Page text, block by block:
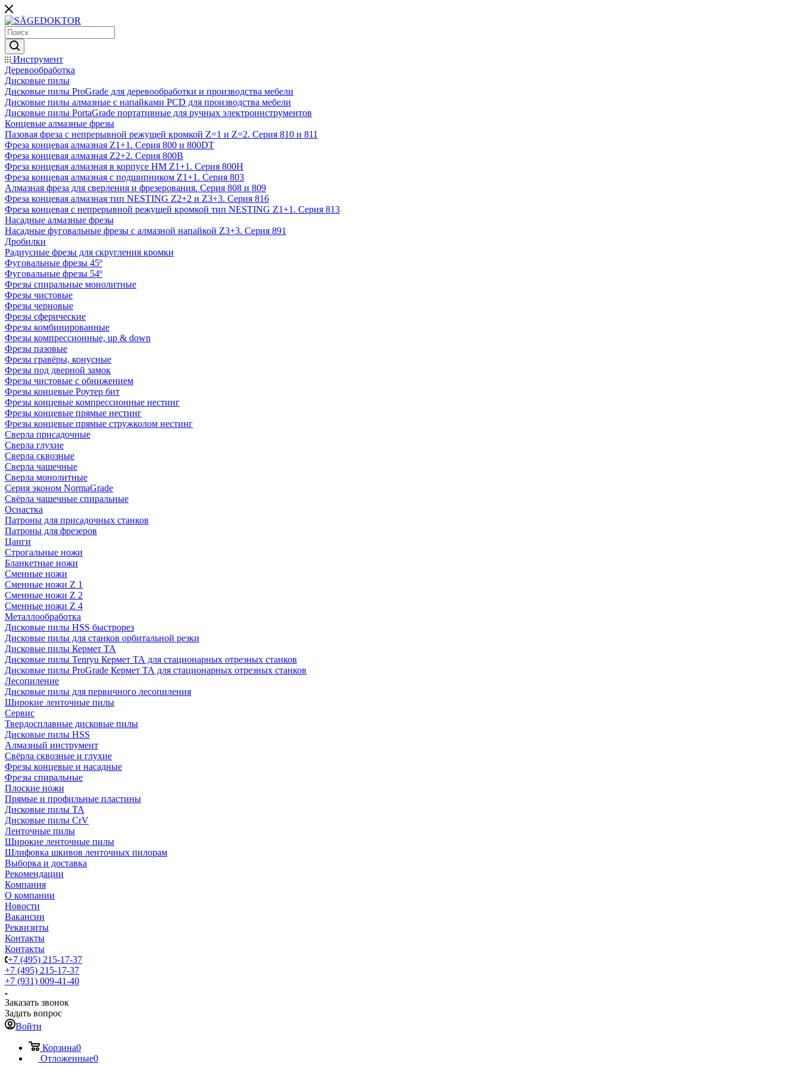
Инструмент
Деревообработка
Дисковые пилы
Дисковые пилы ProGrade для деревообработки и производства мебели
Дисковые пилы алмазные с напайками PCD для производства мебели
Дисковые пилы PortaGrade портативные для ручных электроинструментов
Концевые алмазные фрезы
Пазовая фреза с непрерывной режущей кромкой Z=1 и Z=2. Серия 810 и 811
Фреза концевая алмазная Z1+1. Серия 800 и 800DT
Фреза концевая алмазная Z2+2. Серия 800B
Фреза концевая алмазная в корпусе НМ Z1+1. Серия 800H
Фреза концевая алмазная с подшипником Z1+1. Серия 803
Алмазная фреза для сверления и фрезерования. Серия 808 и 809
Фреза концевая алмазная тип NESTING Z2+2 и Z3+3. Серия 816
Фреза концевая с непрерывной режущей кромкой тип NESTING Z1+1. Серия 813
Насадные алмазные фрезы
Насадные фуговальные фрезы с алмазной напайкой Z3+3. Серия 891
Дробилки
Радиусные фрезы для скругления кромки
Фуговальные фрезы 45º
Фуговальные фрезы 54º
Фрезы спиральные монолитные
Фрезы чистовые
Фрезы черновые
Фрезы сферические
Фрезы комбинированные
Фрезы компрессионные, up & down
Фрезы пазовые
Фрезы гравёры, конусные
Фрезы под дверной замок
Фрезы чистовые с обнижением
Фрезы концевые Роутер бит
Фрезы концевые компрессионные нестинг
Фрезы концевые прямые нестинг
Фрезы концевые прямые стружколом нестинг
Сверла присадочные
Сверла глухие
Сверла сквозные
Сверла чашечные
Сверла монолитные
Серия эконом NormaGrade
Свёрла чашечные спиральные
Оснастка
Патроны для присадочных станков
Патроны для фрезеров
Цанги
Строгальные ножи
Бланкетные ножи
Сменные ножи
Сменные ножи Z 1
Сменные ножи Z 2
Сменные ножи Z 4
Металлообработка
Дисковые пилы HSS быстрорез
Дисковые пилы для станков орбитальной резки
Дисковые пилы Кермет ТА
Дисковые пилы Tenryu Кермет ТА для стационарных отрезных станков
Дисковые пилы ProGrade Кермет ТА для стационарных отрезных станков
Лесопиление
Дисковые пилы для первичного лесопиления
Широкие ленточные пилы
Сервис
Твердосплавные дисковые пилы
Дисковые пилы HSS
Алмазный инструмент
Свёрла сквозные и глухие
Фрезы концевые и насадные
Фрезы спиральные
Плоские ножи
Прямые и профильные пластины
Дисковые пилы TA
Дисковые пилы CrV
Ленточные пилы
Широкие ленточные пилы
Шлифовка шкивов ленточных пилорам
Выборка и доставка
Рекомендации
Компания
О компании
Новости
Вакансии
Реквизиты
Контакты
Контакты
+7 (495) 215-17-37
+7 (495) 215-17-37
+7 (931) 009-41-40
Заказать звонок
Задать вопрос
Войти
Корзина0
Отложенные0